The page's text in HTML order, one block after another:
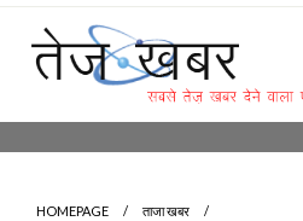
Skip
content
HOMEPAGE
ताजा खबर